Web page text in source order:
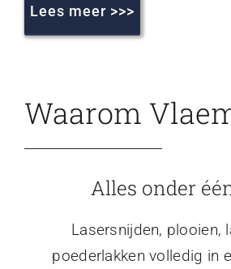
Lees meer >>>
Waarom
Alles onder
Lasersnijden, plooien,
poederlakken volledig in